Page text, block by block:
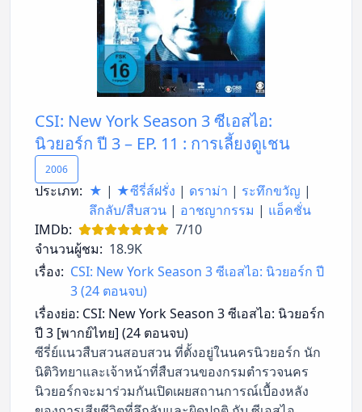
CSI: New York Season 3 ซีเอสไอ:
นิวยอร์ก ปี 3 – EP. 11 : การเลี้ยงดูเชน
2006
ประเภท: ★ | ★ซีรี่ส์ฝรั่ง | ดราม่า | ระทึกขวัญ |
ลึกลับ/สืบสวน | อาชญากรรม | แอ็คชั่น
IMDb:
7/10
จำนวนผู้ชม: 18.9K
เรื่อง: CSI: New York Season 3 ซีเอสไอ: นิวยอร์ก ปี
3 (24 ตอนจบ)
เรื่องย่อ: CSI: New York Season 3 ซีเอสไอ: นิวยอร์ก
ปี 3 [พากย์ไทย] (24 ตอนจบ)
ซีรี่ย์แนวสืบสวนสอบสวน ที่ตั้งอยู่ในนครนิวยอร์ก นัก
นิติวิทยาและเจ้าหน้าที่สืบสวนของกรมตำรวจนคร
นิวยอร์กจะมาร่วมกันเปิดเผยสถานการณ์เบื้องหลัง